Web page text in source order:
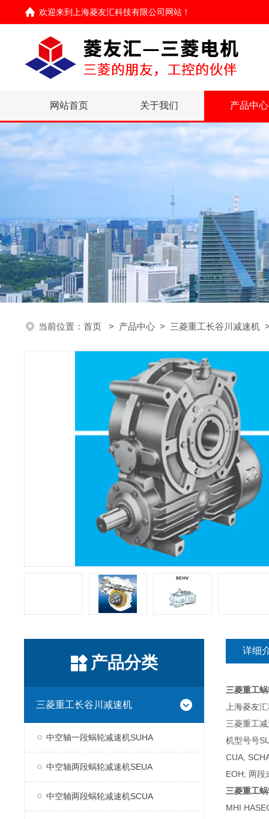
欢迎来到 上海菱友汇科技有限公司网站 ！
网站首页 关于我们 产品中心
当前位置： 首页 > 产品中心 > 三菱重工长谷川减速机
产品分类
三菱重工长谷川减速机
中空轴一段蜗轮减速机SUHA
中空轴两段蜗轮减速机SEUA
中空轴两段蜗轮减速机SCUA
详细
三菱重工
上海菱友
三菱重工
机型号号
CUA,
EOH; 两段
三菱重工
MHI